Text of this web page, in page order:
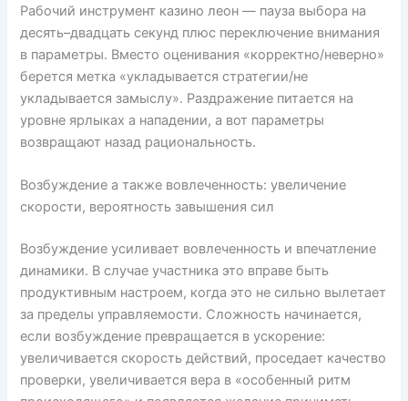
Рабочий инструмент казино леон — пауза выбора на
десять–двадцать секунд плюс переключение внимания
в параметры. Вместо оценивания «корректно/неверно»
берется метка «укладывается стратегии/не
укладывается замыслу». Раздражение питается на
уровне ярлыках а нападении, а вот параметры
возвращают назад рациональность.
Возбуждение а также вовлеченность: увеличение
скорости, вероятность завышения сил
Возбуждение усиливает вовлеченность и впечатление
динамики. В случае участника это вправе быть
продуктивным настроем, когда это не сильно вылетает
за пределы управляемости. Сложность начинается,
если возбуждение превращается в ускорение:
увеличивается скорость действий, проседает качество
проверки, увеличивается вера в «особенный ритм